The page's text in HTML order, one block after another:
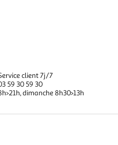
client 7j/7
59 30 59 30
dimanche 8h30>13h